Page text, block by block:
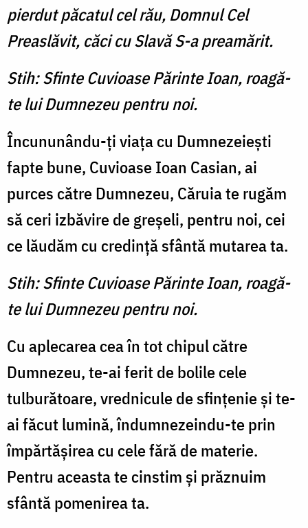
pierdut păcatul cel rău, Domnul Cel
Preaslăvit, căci cu Slavă S-a preamărit.
Stih: Sfinte Cuvioase Părinte Ioan, roagă-
te lui Dumnezeu pentru noi.
Încununându-ţi viaţa cu Dumnezeieşti
fapte bune, Cuvioase Ioan Casian, ai
purces către Dumnezeu, Căruia te rugăm
să ceri izbăvire de greşeli, pentru noi, cei
ce lăudăm cu credinţă sfântă mutarea ta.
Stih: Sfinte Cuvioase Părinte Ioan, roagă-
te lui Dumnezeu pentru noi.
Cu aplecarea cea în tot chipul către
Dumnezeu, te-ai ferit de bolile cele
tulburătoare, vrednicule de sfinţenie şi te-
ai făcut lumină, îndumnezeindu-te prin
împărtăşirea cu cele fără de materie.
Pentru aceasta te cinstim şi prăznuim
sfântă pomenirea ta.